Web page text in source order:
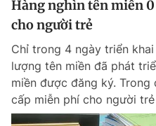
Hàng nghìn tên miền
cho người trẻ
Chỉ trong 4 ngày triển
lượng tên miền đã phát
miền được đăng ký.
cấp miễn phí cho người